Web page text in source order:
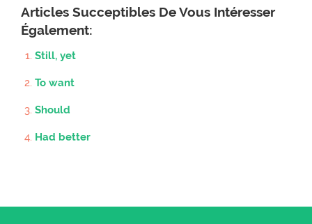
Articles Succeptibles De Vous Intéresser
Également:
Still, yet
To want
Should
Had better